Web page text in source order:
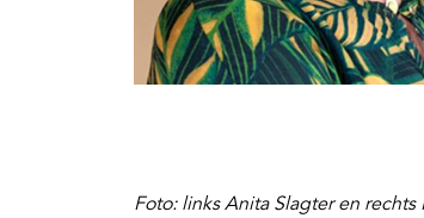
Foto: links Anita Slagter en rechts